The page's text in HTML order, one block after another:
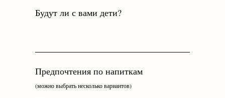
Будут ли с вами дети?
Предпочтения по напиткам
(можно выбрать несколько вариантов)